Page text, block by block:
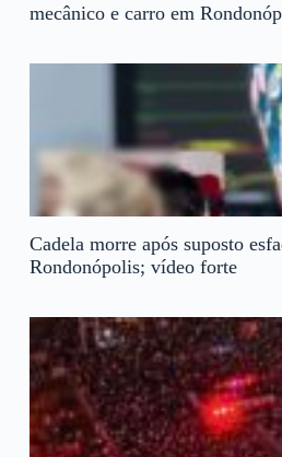
mecânico e carro em
Cadela morre após suposto
Rondonópolis; vídeo forte